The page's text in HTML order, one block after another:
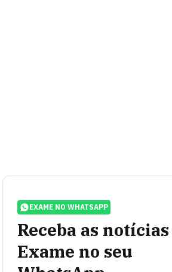
EXAME NO WHATSAPP
Receba as
Exame no seu